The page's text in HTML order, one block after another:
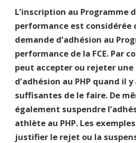
L’inscription au Programme
performance est considérée
demande d’adhésion au
performance de la FCE. Par
peut accepter ou rejeter une
d’adhésion au PHP quand il
suffisantes de le faire. De
également suspendre
athlète au PHP. Les
justifier le rejet ou la